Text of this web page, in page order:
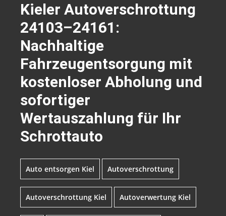
Kieler Autoverschrottung
24103–24161:
Nachhaltige
Fahrzeugentsorgung mit
kostenloser Abholung und
sofortiger
Wertauszahlung für Ihr
Schrottauto
Auto entsorgen Kiel Autoverschrottung
Autoverschrottung Kiel Autoverwertung Kiel